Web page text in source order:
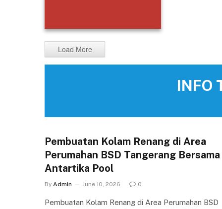
Tegal Tahan Bocor 7 Tahun Lebih
Load More
INFO
Pembuatan Kolam Renang di Area
Perumahan BSD Tangerang Bersama
Antartika Pool
By Admin June 10, 2026 0
Pembuatan Kolam Renang di Area Perumahan BSD